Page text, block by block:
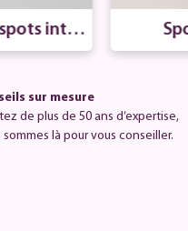
intéri
sur mesure
de plus de 50 ans d’expertise,
sommes là pour vous conseiller.